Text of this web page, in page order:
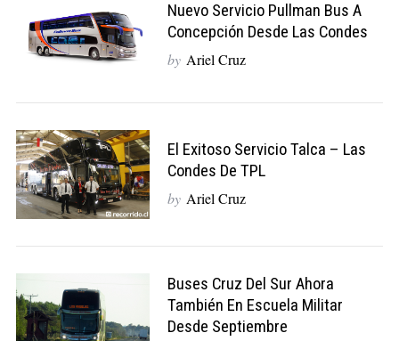
Nuevo Servicio Pullman Bus A
Concepción Desde Las Condes
by Ariel Cruz
El Exitoso Servicio Talca – Las
Condes De TPL
by Ariel Cruz
Buses Cruz Del Sur Ahora
También En Escuela Militar
Desde Septiembre